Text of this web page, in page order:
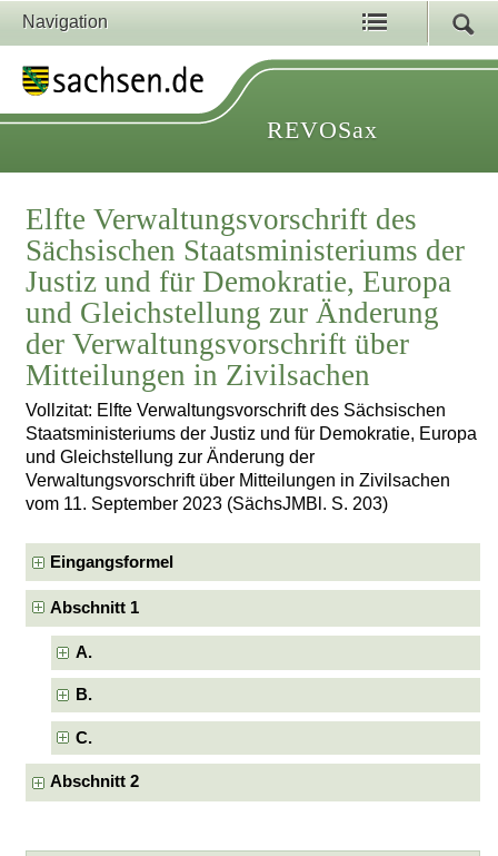
Navigation
REVOSax
Elfte Verwaltungsvorschrift des
Sächsischen Staatsministeriums der
Justiz und für Demokratie, Europa
und Gleichstellung zur Änderung
der Verwaltungsvorschrift über
Mitteilungen in Zivilsachen
Vollzitat: Elfte Verwaltungsvorschrift des Sächsischen
Staatsministeriums der Justiz und für Demokratie, Europa
und Gleichstellung zur Änderung der
Verwaltungsvorschrift über Mitteilungen in Zivilsachen
vom 11. September 2023 (SächsJMBl. S. 203)
Eingangsformel
Abschnitt 1
A.
B.
C.
Abschnitt 2